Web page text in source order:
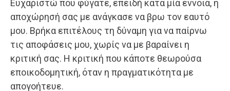
Ευχαριστώ που φύγατε, επειδή κατά μία έννοια, η
αποχώρησή σας με ανάγκασε να βρω τον εαυτό
μου. Βρήκα επιτέλους τη δύναμη για να παίρνω
τις αποφάσεις μου, χωρίς να με βαραίνει η
κριτική σας. Η κριτική που κάποτε θεωρούσα
εποικοδομητική, όταν η πραγματικότητα με
απογοήτευε.